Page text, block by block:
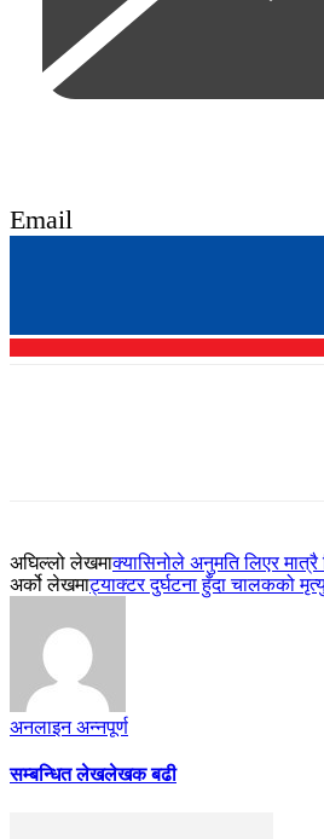
Email
अघिल्लो लेखमाक्यासिनोले अनुमति लिएर मात्रै
अर्को लेखमाट्याक्टर दुर्घटना हुँदा चालकको
अनलाइन अन्नपूर्ण
सम्बन्धित लेखलेखक बढी